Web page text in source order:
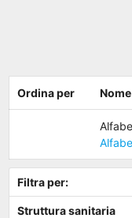
Ordina per Nome
Filtra per:
Struttura sanitaria